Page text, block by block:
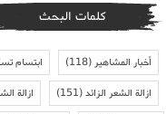
كلمات البحث
أخبار المشاهير(118) ابتسام
ازالة الشعر الزائد(151) ازالة